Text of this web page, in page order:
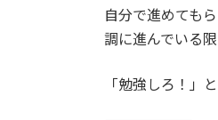
自分で進めても
調に進んでいる
「勉強しろ！」